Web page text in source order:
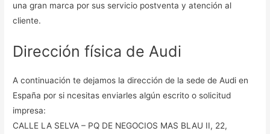
una gran marca por sus servicio postventa y atención al
cliente.
Dirección física de Audi
A continuación te dejamos la dirección de la sede de Audi en
España por si ncesitas enviarles algún escrito o solicitud
impresa:
CALLE LA SELVA – PQ DE NEGOCIOS MAS BLAU II, 22,